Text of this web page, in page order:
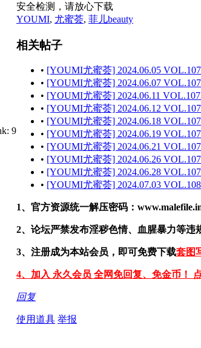
安全检测，请放心下载
YOUMI, 尤蜜荟, 菲儿beauty
相关帖子
• [YOUMI尤蜜荟] 2024.06.05
• [YOUMI尤蜜荟] 2024.06.07
• [YOUMI尤蜜荟] 2024.06.11
• [YOUMI尤蜜荟] 2024.06.12
• [YOUMI尤蜜荟] 2024.06.18
• [YOUMI尤蜜荟] 2024.06.19
• [YOUMI尤蜜荟] 2024.06.21
• [YOUMI尤蜜荟] 2024.06.26
• [YOUMI尤蜜荟] 2024.06.28
• [YOUMI尤蜜荟] 2024.07.03
1、官方资源统一解压密码：
2、论坛严禁发布淫秽色情、血腥暴力等违
3、注册成为本站会员，即可免费下载套图
4、加入 永久会员 全网免回复、免金币！
回复
使用道具 举报